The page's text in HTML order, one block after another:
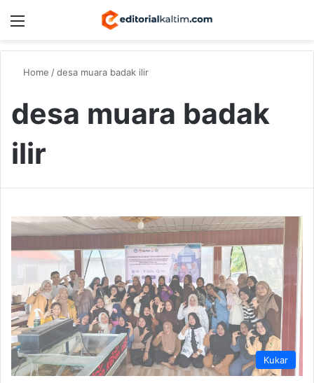
Home /desa muara badak ilir
desa muara badak
ilir
Kukar